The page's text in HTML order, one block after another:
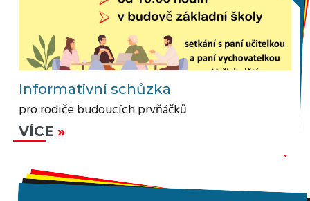
Informativní schůzka
pro rodiče budoucích prvňáčků
VÍCE